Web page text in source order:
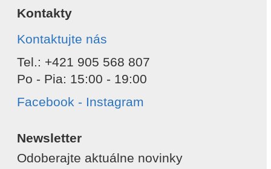
Kontakty
Kontaktujte nás
Tel.: +421 905 568 807
Po - Pia: 15:00 - 19:00
Facebook - Instagram
Newsletter
Odoberajte aktuálne novinky